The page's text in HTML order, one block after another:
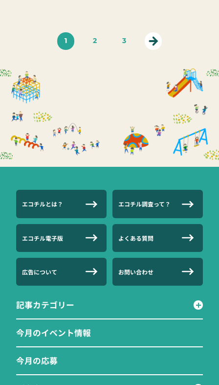
1 2 3
エコチルとは？ エコチル調査って？
エコチル電子版 よくある質問
広告について お問い合わせ
記事カテゴリー
今月のイベント情報
今月の応募